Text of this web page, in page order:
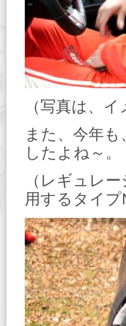
（写真は、
また、今年
したよね～。
（レギュレ
用するタイ